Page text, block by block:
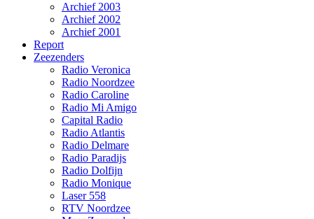
Archief 2003
Archief 2002
Archief 2001
Report
Zeezenders
Radio Veronica
Radio Noordzee
Radio Caroline
Radio Mi Amigo
Capital Radio
Radio Atlantis
Radio Delmare
Radio Paradijs
Radio Dolfijn
Radio Monique
Laser 558
RTV Noordzee